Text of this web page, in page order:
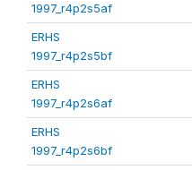
1997_r4p2s5af
ERHS
1997_r4p2s5bf
ERHS
1997_r4p2s6af
ERHS
1997_r4p2s6bf